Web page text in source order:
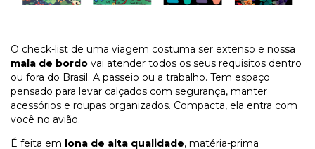
O check-list de uma viagem costuma ser extenso e nossa
mala de bordo vai atender todos os seus requisitos dentro
ou fora do Brasil. A passeio ou a trabalho. Tem espaço
pensado para levar calçados com segurança, manter
acessórios e roupas organizados. Compacta, ela entra com
você no avião.
É feita em lona de alta qualidade, matéria-prima